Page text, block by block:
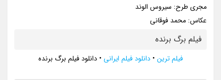
مجری طرح: سیروس الوند
عکاس: محمد فوقانی
فیلم برگ برنده
فیلم ترین •دانلود فیلم ایرانی •دانلود فیلم برگ برنده